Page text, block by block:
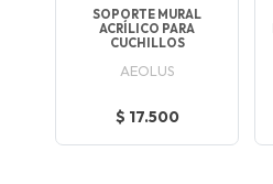
SOPORTE MURAL
ACRÍLICO PARA
CUCHILLOS
AEOLUS
$ 17.500